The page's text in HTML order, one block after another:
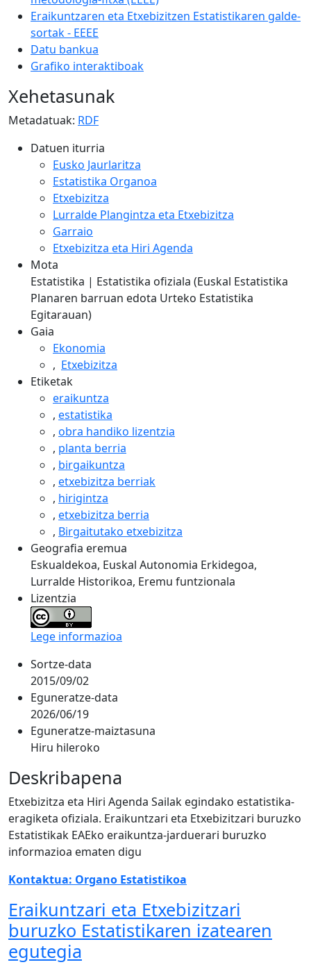
Eraikuntzaren eta Etxebizitzen Estatistikaren galde-
sortak - EEEE
Datu bankua
Grafiko interaktiboak
Xehetasunak
Metadatuak: RDF
Datuen iturria
Eusko Jaurlaritza
Estatistika Organoa
Etxebizitza
Lurralde Plangintza eta Etxebizitza
Garraio
Etxebizitza eta Hiri Agenda
Mota
Estatistika | Estatistika ofiziala (Euskal Estatistika
Planaren barruan edota Urteko Estatistika
Egitarauan)
Gaia
Ekonomia
, Etxebizitza
Etiketak
eraikuntza
, estatistika
, obra handiko lizentzia
, planta berria
, birgaikuntza
, etxebizitza berriak
, hirigintza
, etxebizitza berria
, Birgaitutako etxebizitza
Geografia eremua
Eskualdekoa, Euskal Autonomia Erkidegoa,
Lurralde Historikoa, Eremu funtzionala
Lizentzia
Lege informazioa
Sortze-data
2015/09/02
Eguneratze-data
2026/06/19
Eguneratze-maiztasuna
Hiru hileroko
Deskribapena
Etxebizitza eta Hiri Agenda Sailak egindako estatistika-
eragiketa ofiziala. Eraikuntzari eta Etxebizitzari buruzko
Estatistikak EAEko eraikuntza-jarduerari buruzko
informazioa ematen digu
Kontaktua: Organo Estatistikoa
Eraikuntzari eta Etxebizitzari
buruzko Estatistikaren izatearen
egutegia